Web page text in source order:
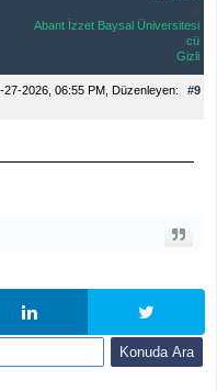
Abant İzzet Baysal Üniversitesi
cü
Gizli
#9
2026, 06:55 PM, Düzenleyen: